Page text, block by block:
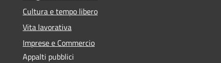
Cultura e tempo libero
Vita lavorativa
Imprese e Commercio
Appalti pubblici